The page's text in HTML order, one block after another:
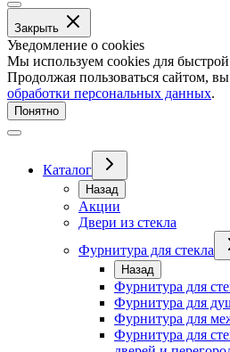
Закрыть
Уведомление о cookies
Мы используем cookies для
Продолжая пользоваться сайтом,
обработки персональных данных.
Понятно
Каталог
Назад
Акции
Двери из стекла
Фурнитура для стекла
Назад
Фурнитура для
Фурнитура для
Фурнитура для
Фурнитура для